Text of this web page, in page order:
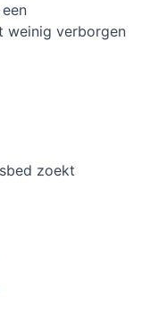
weinig verborgen
zoekt